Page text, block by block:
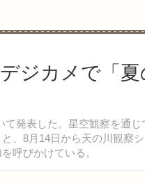
ジカメで「夏
発表した。星空観察を通
、8月14日から天の川観察
呼びかけている。